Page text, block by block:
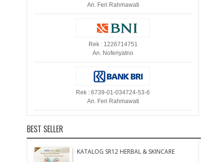
An. Feri Rahmawati
Rek : 1226714751
An. Noferiyatno
Rek : 6739-01-034724-53-6
An. Feri Rahmawati
BEST SELLER
KATALOG SR12 HERBAL & SKINCARE